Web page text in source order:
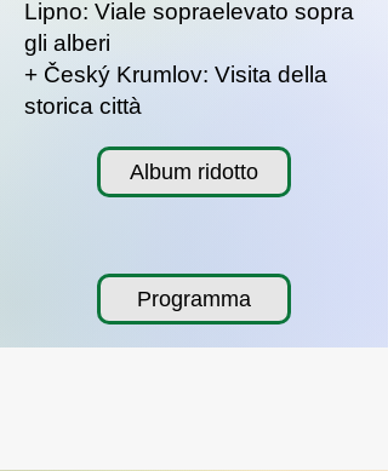
Lipno: Viale sopraelevato sopra
gli alberi
+ Český Krumlov: Visita della
storica città
Album ridotto
Programma